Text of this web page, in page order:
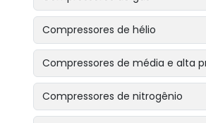
Compressores de hélio
Compressores de média e alta
Compressores de nitrogênio